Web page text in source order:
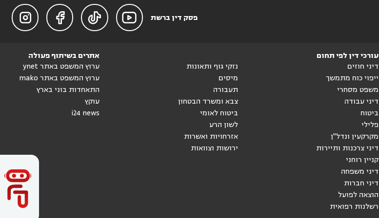
פסק דין ברשת 



עורכי דין לפי תחום
דיני חוזים
ייפוי כוח מתמשך
משפט מסחרי
דיני עבודה
ביטוח
פלילי
מקרקעין ונדל"ן
דיני צרכנות ותיירות
קניין רוחני
דיני משפחה
דיני חברות
הוצאה לפועל
רשלנות רפואית
נזקי גוף ותאונות
מיסים
תעבורה
צבא ומשרד הבטחון
ביטוח לאומי
לשון הרע
אזרחויות ואשרות
ירושות וצוואות
אתרים בשיתוף פעולה
ערוץ המשפט באתר ynet
ערוץ המשפט באתר mako
התאחדות בוני בארץ
עוקץ
i24 news